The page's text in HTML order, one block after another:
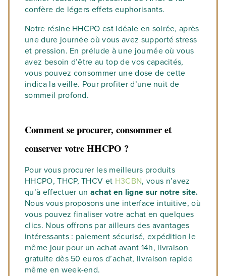
confère de légers effets euphorisants.
Notre résine HHCPO est idéale en soirée, après
une dure journée où vous avez supporté stress
et pression. En prélude à une journée où vous
avez besoin d’être au top de vos capacités,
vous pouvez consommer une dose de cette
indica la veille. Pour profiter d’une nuit de
sommeil profond.
Comment se procurer, consommer et
conserver votre HHCPO ?
Pour vous procurer les meilleurs produits
HHCPO, THCP, THCV et H3CBN, vous n’avez
qu’à effectuer un achat en ligne sur notre site.
Nous vous proposons une interface intuitive, où
vous pouvez finaliser votre achat en quelques
clics. Nous offrons par ailleurs des avantages
intéressants : paiement sécurisé, expédition le
même jour pour un achat avant 14h, livraison
gratuite dès 50 euros d’achat, livraison rapide
même en week-end.